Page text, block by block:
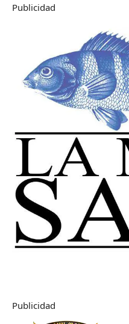
Publicidad
Publicidad